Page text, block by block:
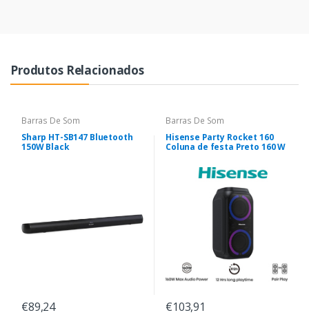
Produtos Relacionados
Barras De Som
Sharp HT-SB147 Bluetooth
150W Black
€89,24
Barras De Som
Hisense Party Rocket 160
Coluna de festa Preto 160 W
€103,91